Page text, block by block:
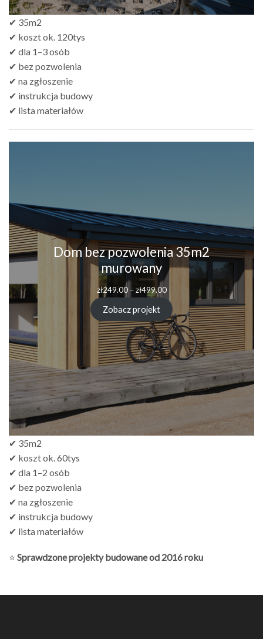
✔ 35m2
✔ koszt ok. 120tys
✔ dla 1–3 osób
✔ bez pozwolenia
✔ na zgłoszenie
✔ instrukcja budowy
✔ lista materiałów
Dom bez pozwolenia 35m2
murowany
zł249.00 – zł499.00
Zobacz projekt
✔ 35m2
✔ koszt ok. 60tys
✔ dla 1–2 osób
✔ bez pozwolenia
✔ na zgłoszenie
✔ instrukcja budowy
✔ lista materiałów
⭐ Sprawdzone projekty budowane od 2016 roku